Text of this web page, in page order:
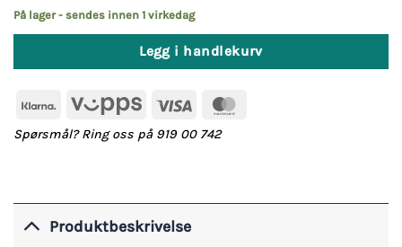
På lager - sendes innen 1 virkedag
Legg i handlekurv
Klarna Vipps Visa
Spørsmål? Ring oss på 919 00 742
Produktbeskrivelse